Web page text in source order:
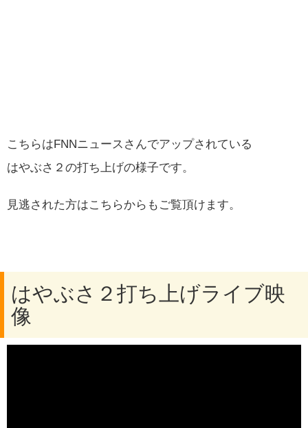
こちらはFNNニュースさんでアップされている
はやぶさ２の打ち上げの様子です。
見逃された方はこちらからもご覧頂けます。
はやぶさ２打ち上げライブ映
像